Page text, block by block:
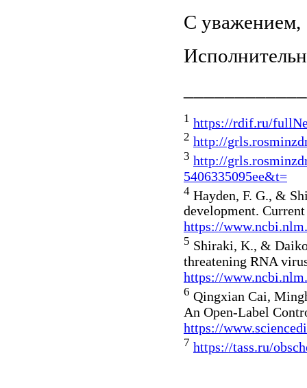
С уважением,
1 https://rdif.ru/
2 http://
3 http://
5406335095ee&t=
4 Hayden, F. G., &
development.
https://
5 Shiraki, K., &
threatening RNA
https://
6 Qingxian Cai,
An Open-Label
https://
7 https://tass.ru/